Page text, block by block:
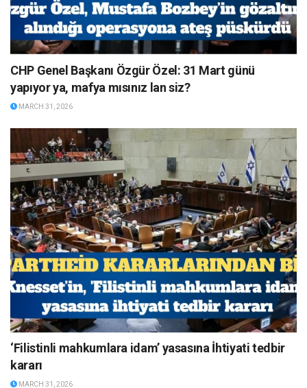
CHP Genel Başkanı Özgür Özel: 31 Mart günü
yapıyor ya, mafya mısınız lan siz?
MARCH 31, 2026
‘Filistinli mahkumlara idam’ yasasına İhtiyati tedbir
kararı
MARCH 31, 2026